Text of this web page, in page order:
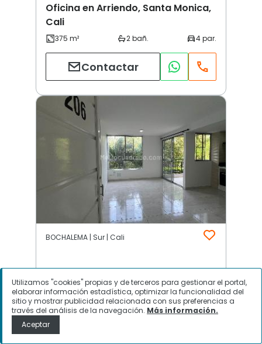
Oficina en Arriendo, Santa Monica,
Cali
Contactar
BOCHALEMA | Sur | Cali
$1.400.000
Apartamento en Arriendo,
BOCHALEMA, Cali
Utilizamos "cookies" propias y de terceros para gestionar el portal,
elaborar información estadística, optimizar la funcionalidad del
sitio y mostrar publicidad relacionada con sus preferencias a
través del análisis de la navegación. Más información.
Aceptar